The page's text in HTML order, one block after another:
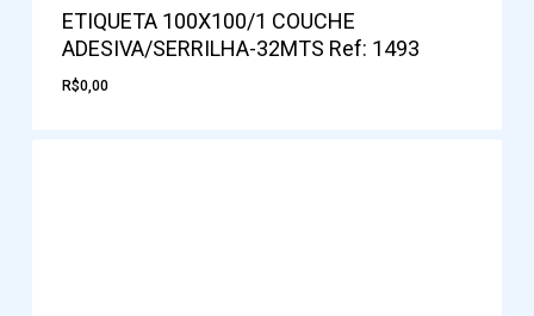
ETIQUETA 100X100/1 COUCHE
ADESIVA/SERRILHA-32MTS Ref: 1493
R$0,00